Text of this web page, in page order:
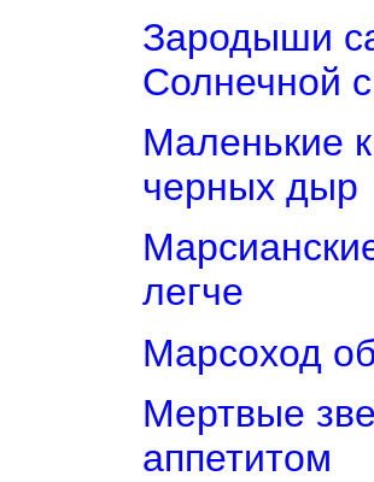
Зародыши
Солнечной
Маленькие
черных дыр
легче
Марсоход
Мертвые
аппетитом